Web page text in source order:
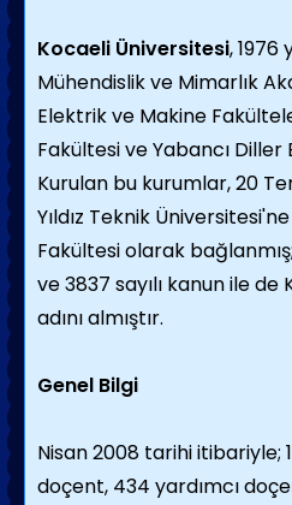
Kocaeli Üniversitesi, 1976
Mühendislik ve Mimarlık
Elektrik ve Makine
Fakültesi ve Yabancı
Kurulan bu kurumlar, 20
Yıldız Teknik
Fakültesi olarak
ve 3837 sayılı kanun ile
adını almıştır.
Genel Bilgi
Nisan 2008 tarihi itibariyle;
doçent, 434 yardımcı